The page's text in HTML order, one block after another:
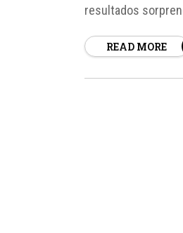
resultados
READ MORE